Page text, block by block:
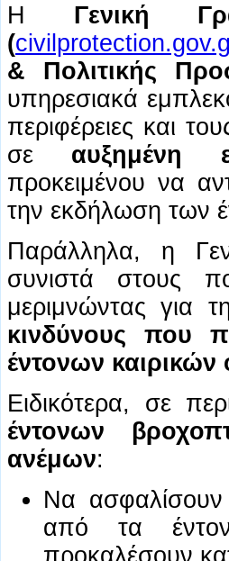
Η Γενική
(
& Πολιτικής
υπηρεσιακά
περιφέρειες και
σε αυξημένη
προκειμένου να
την εκδήλωση των
Παράλληλα, η
συνιστά στους
μεριμνώντας για
κινδύνους που
έντονων
Ειδικότερα, σε
έντονων
ανέμων:
Να ασφαλίσουν
από τα
προκαλέσουν